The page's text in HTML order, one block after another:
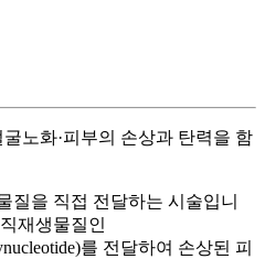
노화·피부의 손상과 탄력을 함
질을 직접 전달하는 시술입니
재생물질인
를 전달하여 손상된 피